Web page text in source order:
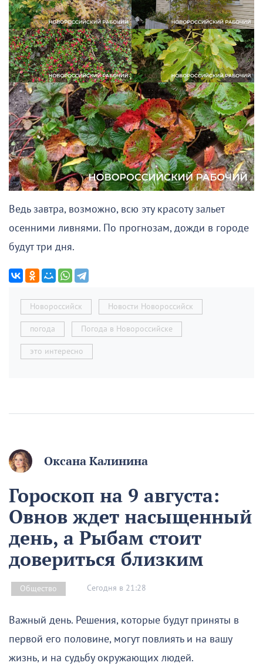
Ведь завтра, возможно, всю эту красоту зальет
осенними ливнями. По прогнозам, дожди в городе
будут три дня.
Новороссийск Новости Новороссийск
погода Погода в Новороссийске
это интересно
Оксана Калинина
Гороскоп на 9 августа:
Овнов ждет насыщенный
день, а Рыбам стоит
довериться близким
Общество Сегодня в 21:28
Важный день. Решения, которые будут приняты в
первой его половине, могут повлиять и на вашу
жизнь, и на судьбу окружающих людей.